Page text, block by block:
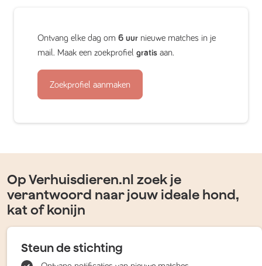
Ontvang elke dag om 6 uur nieuwe matches in je
mail. Maak een zoekprofiel gratis aan.
Zoekprofiel aanmaken
Op Verhuisdieren.nl zoek je
verantwoord naar jouw ideale hond,
kat of konijn
Steun de stichting